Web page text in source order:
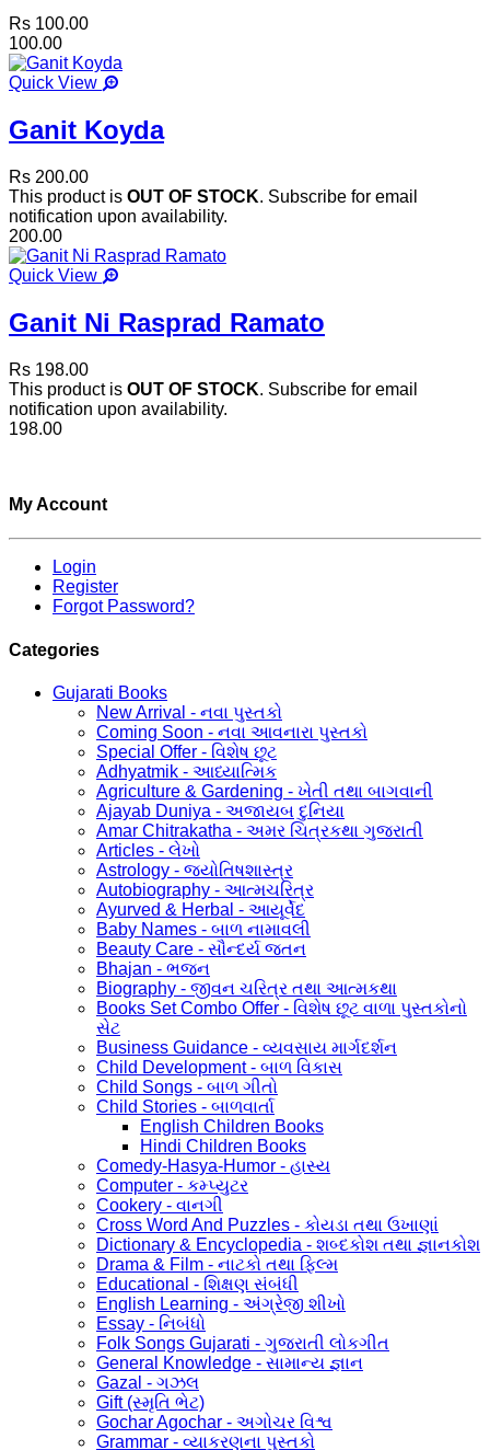
Rs 100.00
100.00
Quick View
Ganit Koyda
Rs 200.00
This product is OUT OF STOCK. Subscribe for email
notification upon availability.
200.00
Quick View
Ganit Ni Rasprad Ramato
Rs 198.00
This product is OUT OF STOCK. Subscribe for email
notification upon availability.
198.00
My Account
Login
Register
Forgot Password?
Categories
Gujarati Books
New Arrival - નવા પુસ્તકો
Coming Soon - નવા આવનારા પુસ્તકો
Special Offer - વિશેષ છૂટ
Adhyatmik - આધ્યાત્મિક
Agriculture & Gardening - ખેતી તથા બાગવાની
Ajayab Duniya - અજાયબ દુનિયા
Amar Chitrakatha - અમર ચિત્રકથા ગુજરાતી
Articles - લેખો
Astrology - જ્યોતિષશાસ્ત્ર
Autobiography - આત્મચરિત્ર
Ayurved & Herbal - આયૂર્વેદ
Baby Names - બાળ નામાવલી
Beauty Care - સૌન્દર્ય જતન
Bhajan - ભજન
Biography - જીવન ચરિત્ર તથા આત્મકથા
Books Set Combo Offer - વિશેષ છૂટ વાળા પુસ્તકોનો
સેટ
Business Guidance - વ્યવસાય માર્ગદર્શન
Child Development - બાળ વિકાસ
Child Songs - બાળ ગીતો
Child Stories - બાળવાર્તા
English Children Books
Hindi Children Books
Comedy-Hasya-Humor - હાસ્ય
Computer - કમ્પ્યુટર
Cookery - વાનગી
Cross Word And Puzzles - કોયડા તથા ઉખાણાં
Dictionary & Encyclopedia - શબ્દકોશ તથા જ્ઞાનકોશ
Drama & Film - નાટકો તથા ફિલ્મ
Educational - શિક્ષણ સંબંધી
English Learning - અંગ્રેજી શીખો
Essay - નિબંધો
Folk Songs Gujarati - ગુજરાતી લોકગીત
General Knowledge - સામાન્ય જ્ઞાન
Gazal - ગઝલ
Gift (સ્મૃતિ ભેટ)
Gochar Agochar - અગોચર વિશ્વ
Grammar - વ્યાકરણના પુસ્તકો